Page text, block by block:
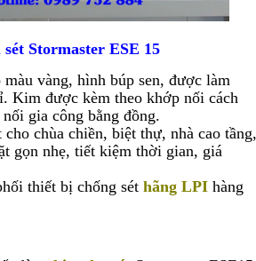
Stormaster ESE 15
màu vàng, hình búp sen, được làm
Kim được kèm theo khớp nối cách
gia công bằng đồng.
chùa chiền, biệt thự, nhà cao tầng,
gọn nhẹ, tiết kiệm thời gian, giá
thiết bị chống sét hãng LPI hàng